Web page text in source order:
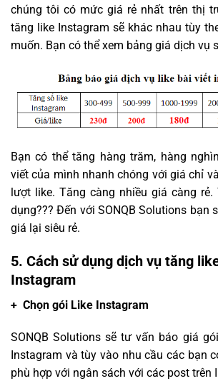
chúng tôi có mức giá rẻ nhất trên thị
tăng like Instagram sẽ khác nhau tùy
muốn. Bạn có thể xem bảng giá dịch vụ
Bạn có thể tăng hàng trăm, hàng
viết của mình nhanh chóng với giá chỉ
lượt like. Tăng càng nhiều giá càng
dụng??? Đến với SONQB Solutions bạn
giá lại siêu rẻ.
5. Cách sử dụng dịch vụ tăng
Instagram
+ Chọn gói Like Instagram
SONQB Solutions sẽ tư vấn báo giá
Instagram và tùy vào nhu cầu các bạn
phù hợp với ngân sách với các post trên